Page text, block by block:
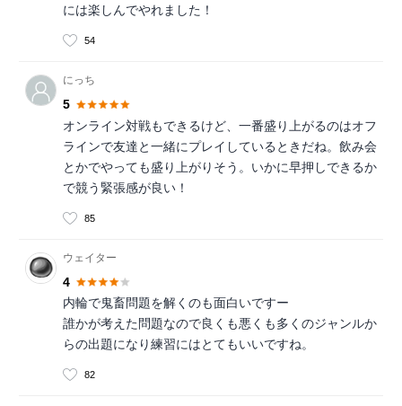
には楽しんでやれました！
54
にっち
5
オンライン対戦もできるけど、一番盛り上がるのはオフ
ラインで友達と一緒にプレイしているときだね。飲み会
とかでやっても盛り上がりそう。いかに早押しできるか
で競う緊張感が良い！
85
ウェイター
4
内輪で鬼畜問題を解くのも面白いですー
誰かが考えた問題なので良くも悪くも多くのジャンルか
らの出題になり練習にはとてもいいですね。
82